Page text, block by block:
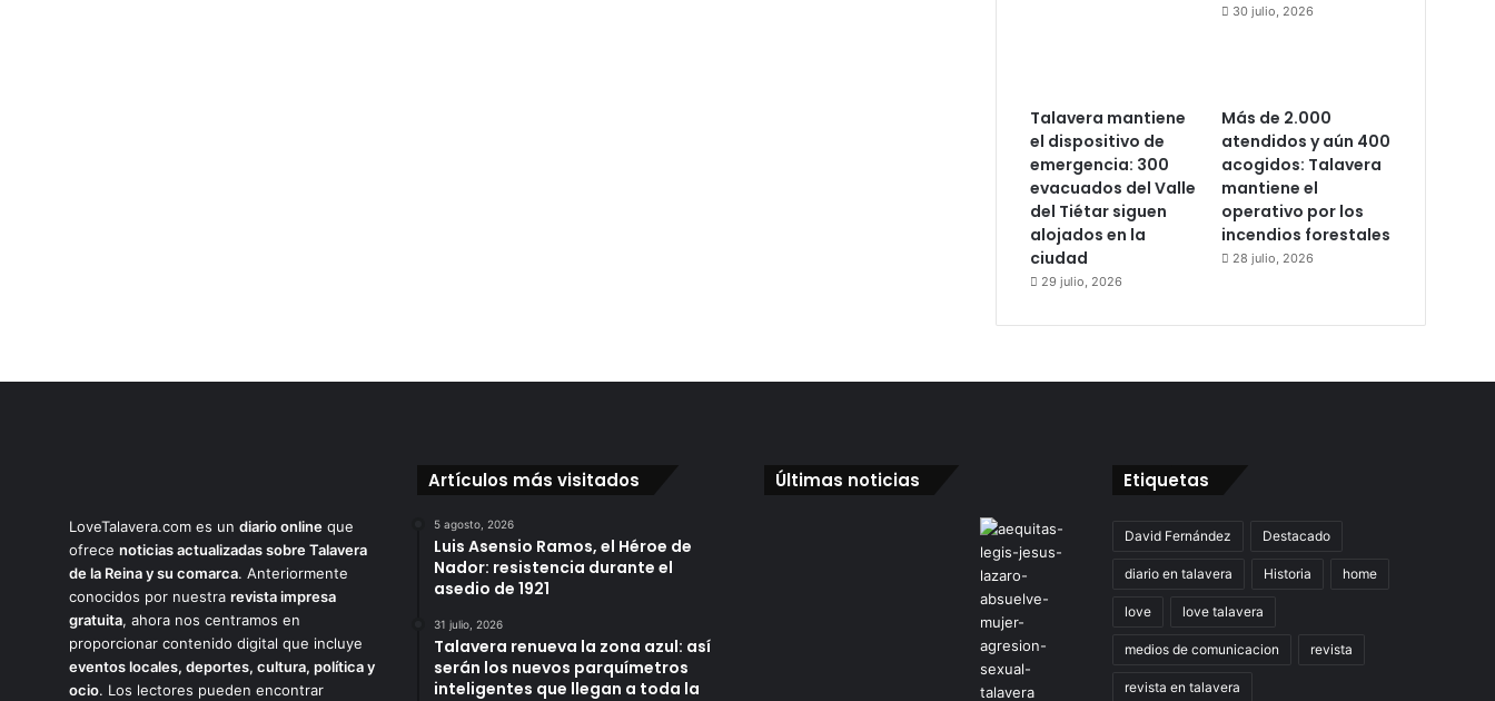
30 julio, 2026
Talavera mantiene
el dispositivo de
emergencia: 300
evacuados del Valle
del Tiétar siguen
alojados en la
ciudad
29 julio, 2026
Más de 2.000
atendidos y aún 400
acogidos: Talavera
mantiene el
operativo por los
incendios forestales
28 julio, 2026
LoveTalavera.com es un diario online que
ofrece noticias actualizadas sobre Talavera
de la Reina y su comarca. Anteriormente
conocidos por nuestra revista impresa
gratuita, ahora nos centramos en
proporcionar contenido digital que incluye
eventos locales, deportes, cultura, política y
ocio. Los lectores pueden encontrar
Artículos más visitados
5 agosto, 2026
Luis Asensio Ramos, el Héroe de
Nador: resistencia durante el
asedio de 1921
31 julio, 2026
Talavera renueva la zona azul: así
serán los nuevos parquímetros
inteligentes que llegan a toda la
Últimas noticias Etiquetas
David Fernández Destacado
diario en talavera Historia home
love love talavera
medios de comunicacion revista
revista en talavera